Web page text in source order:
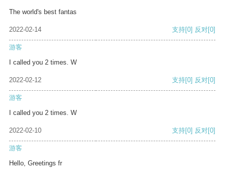
The world's best fantas
2022-02-14 支持[0] 反对[0]
游客
I called you 2 times. W
2022-02-12 支持[0] 反对[0]
游客
I called you 2 times. W
2022-02-10 支持[0] 反对[0]
游客
Hello, Greetings fr